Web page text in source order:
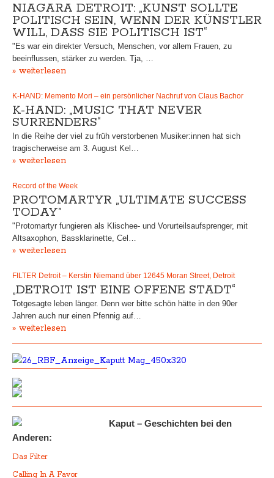
NIAGARA DETROIT: „KUNST SOLLTE
POLITISCH SEIN, WENN DER KÜNSTLER
WILL, DASS SIE POLITISCH IST“
"Es war ein direkter Versuch, Menschen, vor allem Frauen, zu
beeinflussen, stärker zu werden. Tja, …
» weiterlesen
K-HAND: Memento Mori – ein persönlicher Nachruf von Claus Bachor
K-HAND: „MUSIC THAT NEVER
SURRENDERS“
In die Reihe der viel zu früh verstorbenen Musiker:innen hat sich
tragischerweise am 3. August Kel…
» weiterlesen
Record of the Week
PROTOMARTYR „ULTIMATE SUCCESS
TODAY”
"Protomartyr fungieren als Klischee- und Vorurteilsaufsprenger, mit
Altsaxophon, Bassklarinette, Cel…
» weiterlesen
FILTER Detroit – Kerstin Niemand über 12645 Moran Street, Detroit
„DETROIT IST EINE OFFENE STADT“
Totgesagte leben länger. Denn wer bitte schön hätte in den 90er
Jahren auch nur einen Pfennig auf…
» weiterlesen
Kaput – Geschichten bei den
Anderen:
Das Filter
Calling In A Favor